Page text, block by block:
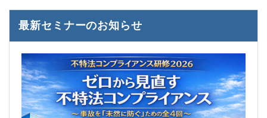
最新セミナーのお知らせ